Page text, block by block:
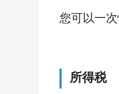
您可以一
所得税